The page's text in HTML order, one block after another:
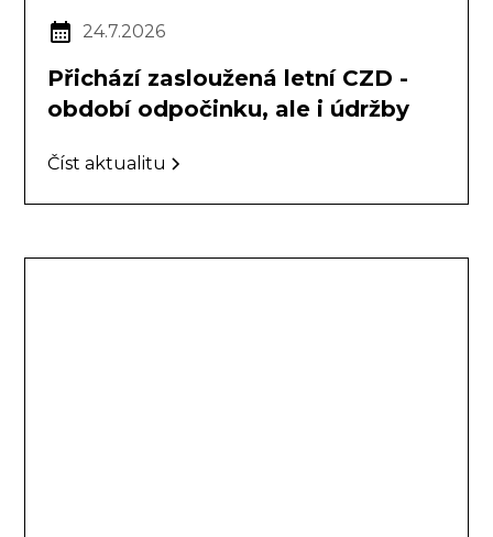
24.7.2026
Přichází zasloužená letní CZD -
období odpočinku, ale i údržby
Číst aktualitu